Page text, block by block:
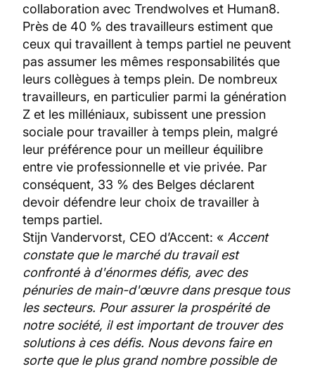
collaboration avec Trendwolves et Human8.
Près de 40 % des travailleurs estiment que
ceux qui travaillent à temps partiel ne peuvent
pas assumer les mêmes responsabilités que
leurs collègues à temps plein. De nombreux
travailleurs, en particulier parmi la génération
Z et les milléniaux, subissent une pression
sociale pour travailler à temps plein, malgré
leur préférence pour un meilleur équilibre
entre vie professionnelle et vie privée. Par
conséquent, 33 % des Belges déclarent
devoir défendre leur choix de travailler à
temps partiel.
Stijn Vandervorst, CEO d’Accent: « Accent
constate que le marché du travail est
confronté à d'énormes défis, avec des
pénuries de main-d'œuvre dans presque tous
les secteurs. Pour assurer la prospérité de
notre société, il est important de trouver des
solutions à ces défis. Nous devons faire en
sorte que le plus grand nombre possible de